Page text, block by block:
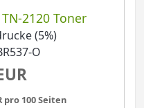
2120 Toner
(5%)
O
pro 100 Seiten